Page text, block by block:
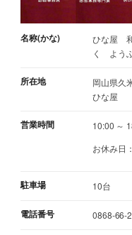
名称(かな)
ひな屋
く よう
所在地
岡山県久
ひな屋
営業時間
10:00 ～
お休み
駐車場 10台
電話番号 0868-66-